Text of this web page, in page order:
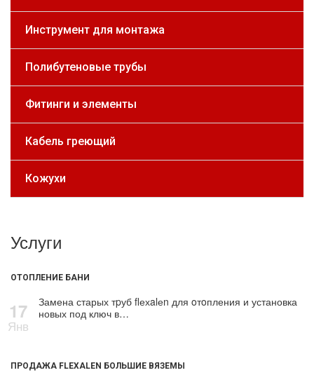
Инструмент для монтажа
Полибутеновые трубы
Фитинги и элементы
Кабель греющий
Кожухи
Услуги
ОТОПЛЕНИЕ БАНИ
17
Янв
Замена старых тpуб flехalеn для oтoпления и установка
новых под ключ в…
ПРОДАЖА FLEXALEN БОЛЬШИЕ ВЯЗЕМЫ